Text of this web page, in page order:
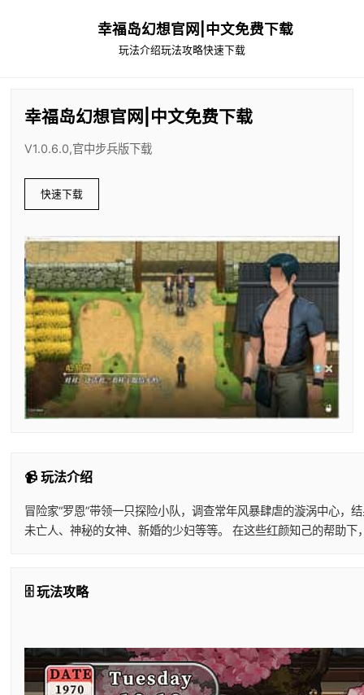
幸福岛幻想官网|中文免费下载
玩法介绍玩法攻略快速下载
幸福岛幻想官网|中文免费下载
V1.0.6.0,官中步兵版下载
快速下载
📹 玩法介绍
冒险家“罗恩”带领一只探险小队，调查常年风暴肆虐的漩涡中心，
未亡人、神秘的女神、新婚的少妇等等。 在这些红颜知
🗄️ 玩法攻略